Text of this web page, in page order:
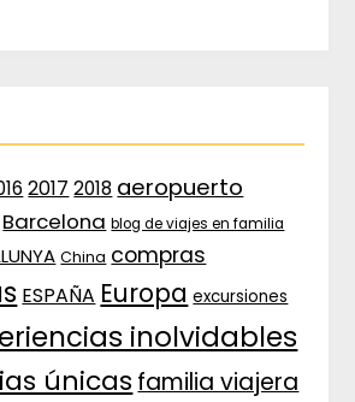
2017 2018 aeropuerto
Barcelona blog de viajes en familia
China compras
ESPAÑA Europa excursiones
inolvidables
únicas familia viajera